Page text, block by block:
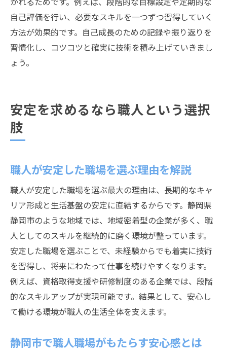
自己評価を行い、必要なスキルを一つずつ習得していく
方法が効果的です。自己成長のための記録や振り返りを
習慣化し、コツコツと確実に技術を積み上げていきまし
ょう。
安定を求めるなら職人という選択
肢
職人が安定した職場を選ぶ理由を解説
職人が安定した職場を選ぶ最大の理由は、長期的なキャ
リア形成と生活基盤の安定に直結するからです。静岡県
静岡市のような地域では、地域密着型の企業が多く、職
人としてのスキルを継続的に磨く環境が整っています。
安定した職場を選ぶことで、未経験からでも着実に技術
を習得し、将来にわたって仕事を続けやすくなります。
例えば、資格取得支援や研修制度のある企業では、段階
的なスキルアップが実現可能です。結果として、安心し
て働ける環境が職人の生活全体を支えます。
静岡市で職人職場がもたらす安心感とは